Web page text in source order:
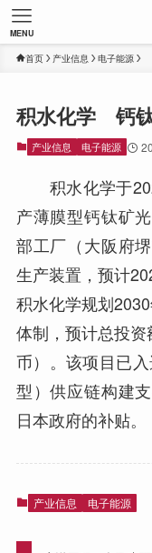
MENU
首页 产业信息 电子能源
积水化学 钙
产业信息 电子能源
积水化学于
产薄膜型钙钛矿
部工厂（大阪府
生产装置，预计
积水化学规划
体制，预计总投
币）。该项目已
型）供应链构建
日本政府的补贴。
产业信息 电子能源